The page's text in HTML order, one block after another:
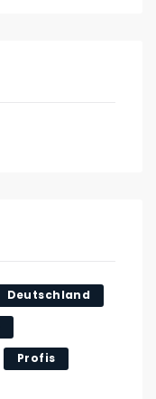
Deutschland
Profis